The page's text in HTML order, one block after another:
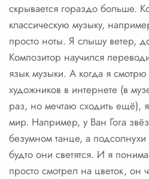
скрывается гораздо больше.
классическую музыку,
просто ноты. Я слышу ветер,
Композитор научился
язык музыки. А когда я
художников в интернете (в
раз, но мечтаю сходить ещё),
мир. Например, у Ван Гога
безумном танце, а подсолнухи
будто они светятся. И я
просто смотрел на цветок, он